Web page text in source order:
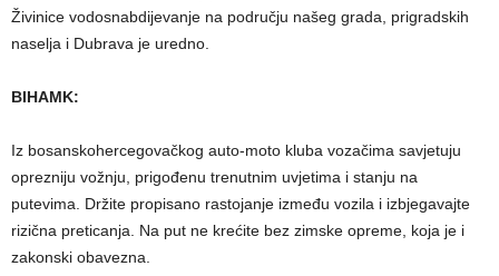
Živinice vodosnabdijevanje na području našeg grada, prigradskih
naselja i Dubrava je uredno.
BIHAMK:
Iz bosanskohercegovačkog auto-moto kluba vozačima savjetuju
oprezniju vožnju, prigođenu trenutnim uvjetima i stanju na
putevima. Držite propisano rastojanje između vozila i izbjegavajte
rizična preticanja. Na put ne krećite bez zimske opreme, koja je i
zakonski obavezna.